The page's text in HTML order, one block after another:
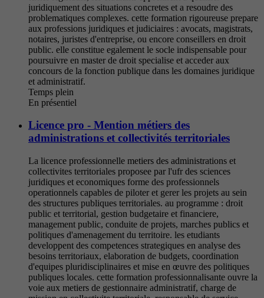
juridiquement des situations concretes et a resoudre des
problematiques complexes. cette formation rigoureuse prepare
aux professions juridiques et judiciaires : avocats, magistrats,
notaires, juristes d'entreprise, ou encore conseillers en droit
public. elle constitue egalement le socle indispensable pour
poursuivre en master de droit specialise et acceder aux
concours de la fonction publique dans les domaines juridique
et administratif.
Temps plein
En présentiel
Licence pro - Mention métiers des
administrations et collectivités territoriales
La licence professionnelle metiers des administrations et
collectivites territoriales proposee par l'ufr des sciences
juridiques et economiques forme des professionnels
operationnels capables de piloter et gerer les projets au sein
des structures publiques territoriales. au programme : droit
public et territorial, gestion budgetaire et financiere,
management public, conduite de projets, marches publics et
politiques d'amenagement du territoire. les etudiants
developpent des competences strategiques en analyse des
besoins territoriaux, elaboration de budgets, coordination
d'equipes pluridisciplinaires et mise en œuvre des politiques
publiques locales. cette formation professionnalisante ouvre la
voie aux metiers de gestionnaire administratif, charge de